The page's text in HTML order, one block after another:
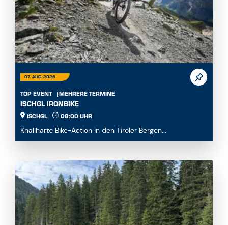
07. AUG. 2026
TOP EVENT MEHRERE TERMINE
ISCHGL 08:00 UHR
Knallharte Bike-Action in den Tiroler Bergen...